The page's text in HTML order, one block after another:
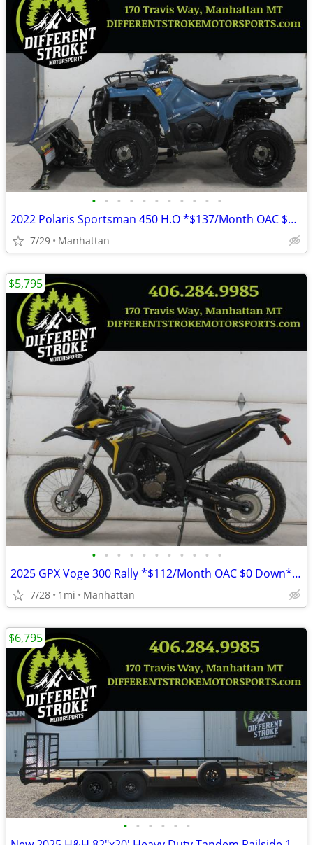
• • • • • • • • • • •
2022 Polaris Sportsman 450 H.O *$137/Month OAC $0 Down* *New Snowplow*
7/29 Manhattan
• • • • • • • • • • •
2025 GPX Voge 300 Rally *$112/Month OAC $0 Down* *NEW*
7/28 1mi Manhattan
$5,795
• • • • • •
$6,795